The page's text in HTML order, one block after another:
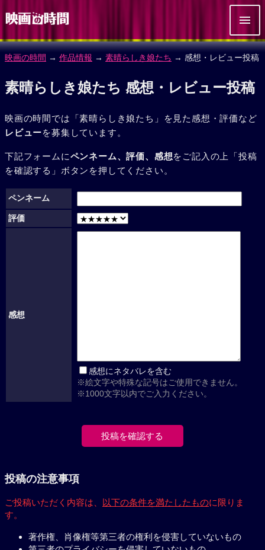
映画の時間 → 作品情報 → 素晴らしき娘たち → 感想・レビュー投稿
素晴らしき娘たち 感想・レビュー投稿
映画の時間では「素晴らしき娘たち」を見た感想・評価など
レビューを募集しています。
下記フォームにペンネーム、評価、感想をご記入の上「投稿
を確認する」ボタンを押してください。
ペンネーム
評価
感想
感想にネタバレを含む
※絵文字や特殊な記号はご使用できません。
※1000文字以内でご入力ください。
投稿の注意事項
ご投稿いただく内容は、 以下の条件を満たしたものに限りま
す。
著作権、肖像権等第三者の権利を侵害していないもの